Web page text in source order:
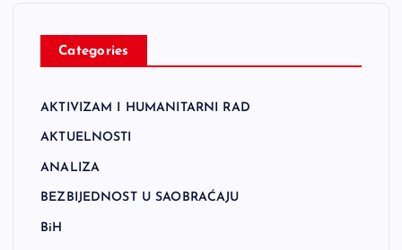
Categories
AKTIVIZAM I HUMANITARNI RAD
AKTUELNOSTI
ANALIZA
BEZBIJEDNOST U SAOBRAĆAJU
BiH